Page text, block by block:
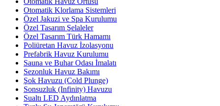
Otomatik Klorlama Sistemleri
Özel Jakuzi ve Spa Kurulumu
Özel Tasarım Şelaleler
Özel Tasarım Türk Hamamı
Poliüretan Havuz İzolasyonu
Prefabrik Havuz Kurulumu
Sauna ve Buhar Odası İmalatı
Sezonluk Havuz Bakımı
Şok Havuzu (Cold Plunge)
Sonsuzluk (Infinity) Havuzu
Sualtı LED Aydınlatma